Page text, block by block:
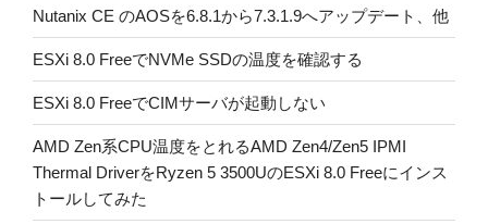
Nutanix CE のAOSを6.8.1から7.3.1.9へアップデート、他
ESXi 8.0 FreeでNVMe SSDの温度を確認する
ESXi 8.0 FreeでCIMサーバが起動しない
AMD Zen系CPU温度をとれるAMD Zen4/Zen5 IPMI
Thermal DriverをRyzen 5 3500UのESXi 8.0 Freeにインス
トールしてみた